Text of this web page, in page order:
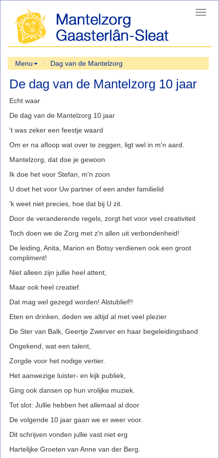
Menu Dag van de Mantelzorg
De dag van de Mantelzorg 10 jaar
Echt waar
De dag van de Mantelzorg 10 jaar
't was zeker een feestje waard
Om er na afloop wat over te zeggen, ligt wel in m'n aard.
Mantelzorg, dat doe je gewoon
Ik doe het voor Stefan, m'n zoon
U doet het voor Uw partner of een ander familielid
'k weet niet precies, hoe dat bij U zit.
Door de veranderende regels, zorgt het voor veel creativiteit
Toch doen we de Zorg met z'n allen uit verbondenheid!
De leiding, Anita, Marion en Botsy verdienen ook een groot
compliment!
Niet alleen zijn jullie heel attent,
Maar ook heel creatief.
Dat mag wel gezegd worden! Alstublief!!
Eten en drinken, deden we altijd al met veel plezier
De Ster van Balk, Geertje Zwerver en haar begeleidingsband
Ongekend, wat een talent,
Zorgde voor het nodige vertier.
Het aanwezige luister- en kijk publiek,
Ging ook dansen op hun vrolijke muziek.
Tot slot: Jullie hebben het allemaal al door
De volgende 10 jaar gaan we er weer voor.
Dit schrijven vonden jullie vast niet erg
Hartelijke Groeten van Anne van der Berg.